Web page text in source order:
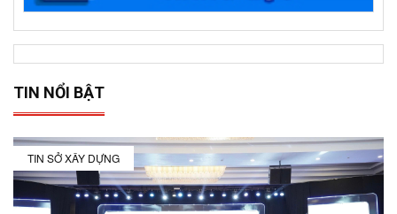
TIN NỔI BẬT
TIN SỞ XÂY DỰNG